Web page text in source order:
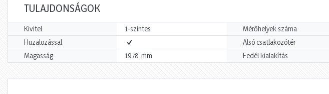
TULAJDONSÁGOK
Kivitel 1-szintes Mérőhelyek száma
Huzalozással
Alsó csatlakozótér
Magasság 1978 mm Fedél kialakítás